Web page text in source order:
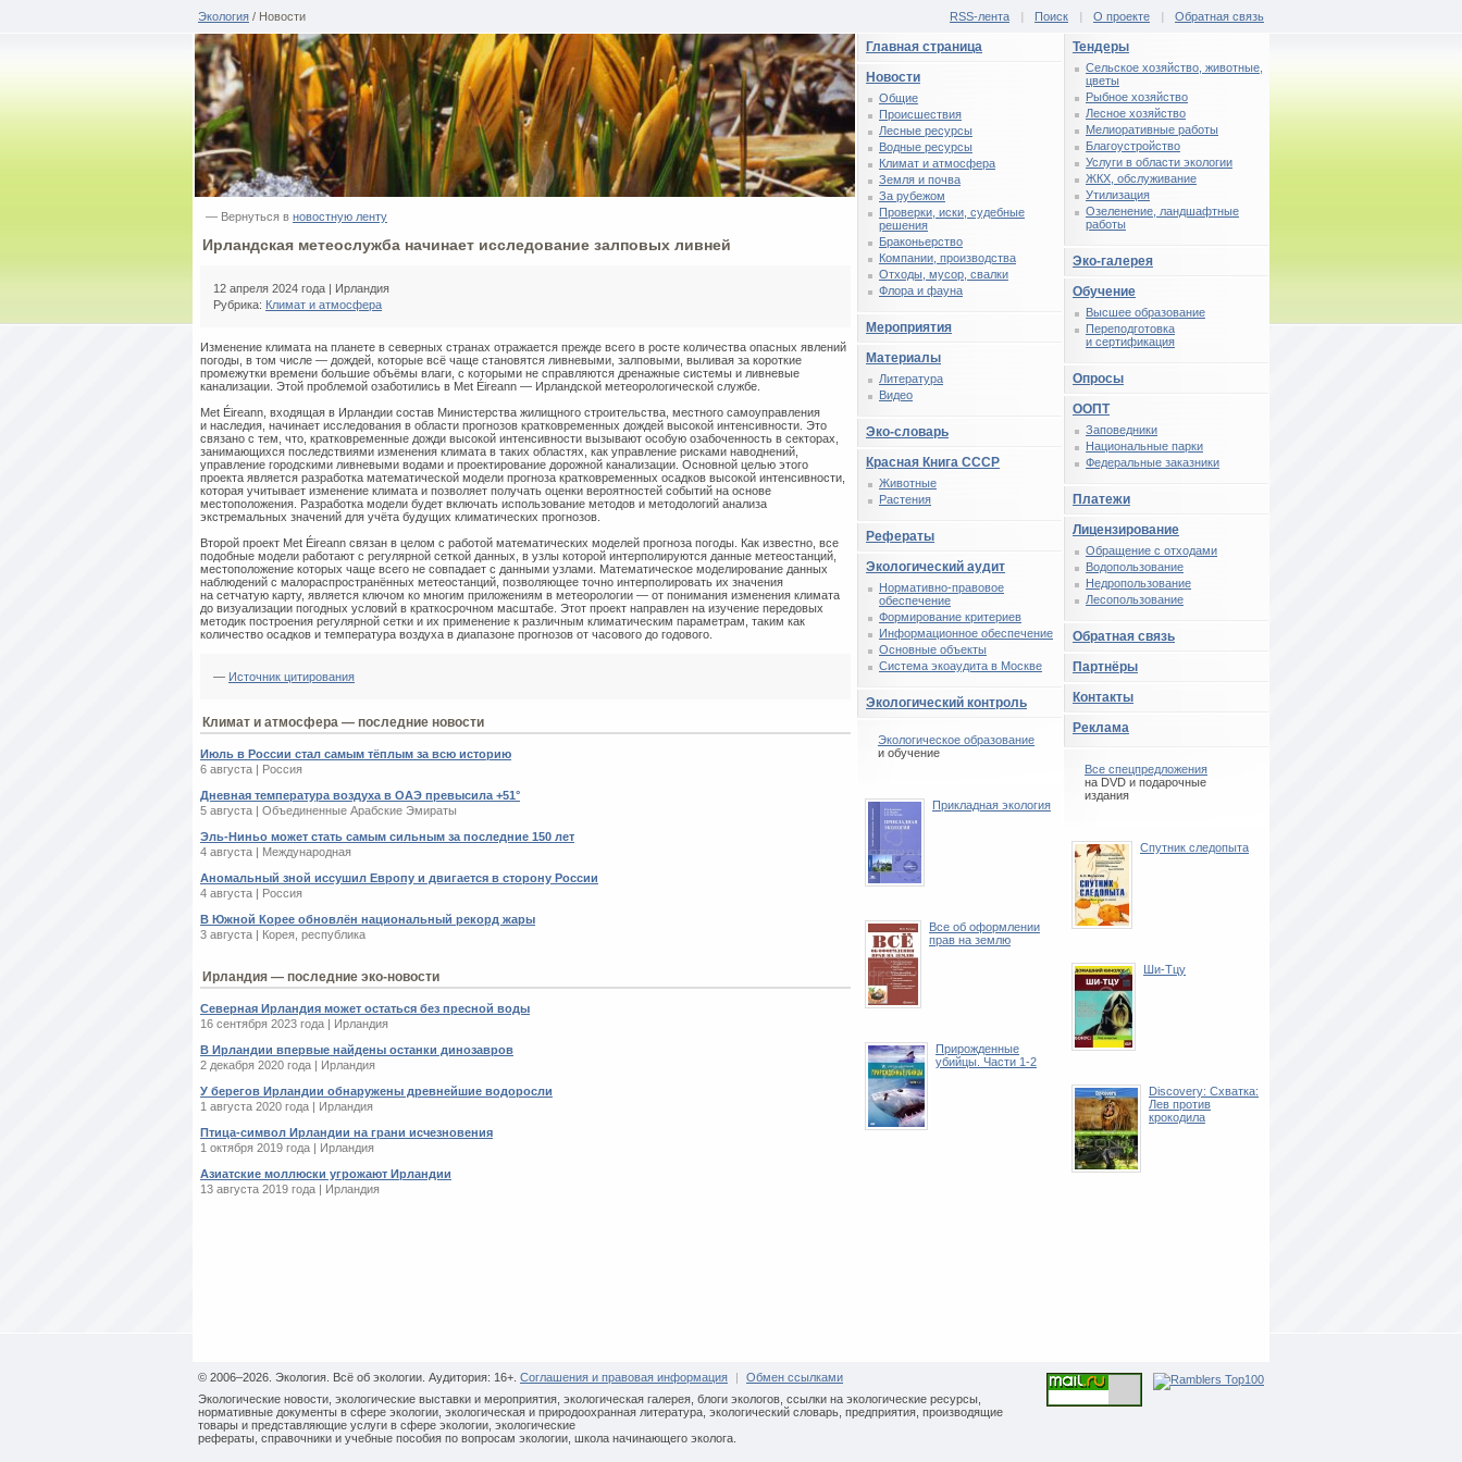
Экология / Новости RSS-лента | Поиск | О проекте | Обратная связь
— Вернуться в новостную ленту
Ирландская метеослужба начинает исследование залповых ливней
12 апреля 2024 года | Ирландия
Рубрика: Климат и атмосфера
Изменение климата на планете в северных странах отражается прежде всего в росте количества опасных явлений
погоды, в том числе — дождей, которые всё чаще становятся ливневыми, залповыми, выливая за короткие
промежутки времени большие объёмы влаги, с которыми не справляются дренажные системы и ливневые
канализации. Этой проблемой озаботились в Met Éireann — Ирландской метеорологической службе.
Met Éireann, входящая в Ирландии состав Министерства жилищного строительства, местного самоуправления
и наследия, начинает исследования в области прогнозов кратковременных дождей высокой интенсивности. Это
связано с тем, что, кратковременные дожди высокой интенсивности вызывают особую озабоченность в секторах,
занимающихся последствиями изменения климата в таких областях, как управление рисками наводнений,
управление городскими ливневыми водами и проектирование дорожной канализации. Основной целью этого
проекта является разработка математической модели прогноза кратковременных осадков высокой интенсивности,
которая учитывает изменение климата и позволяет получать оценки вероятностей событий на основе
местоположения. Разработка модели будет включать использование методов и методологий анализа
экстремальных значений для учёта будущих климатических прогнозов.
Второй проект Met Éireann связан в целом с работой математических моделей прогноза погоды. Как известно, все
подобные модели работают с регулярной сеткой данных, в узлы которой интерполируются данные метеостанций,
местоположение которых чаще всего не совпадает с данными узлами. Математическое моделирование данных
наблюдений с малораспространённых метеостанций, позволяющее точно интерполировать их значения
на сетчатую карту, является ключом ко многим приложениям в метеорологии — от понимания изменения климата
до визуализации погодных условий в краткосрочном масштабе. Этот проект направлен на изучение передовых
методик построения регулярной сетки и их применение к различным климатическим параметрам, таким как
количество осадков и температура воздуха в диапазоне прогнозов от часового до годового.
— Источник цитирования
Климат и атмосфера — последние новости
Июль в России стал самым тёплым за всю историю
6 августа | Россия
Дневная температура воздуха в ОАЭ превысила +51°
5 августа | Объединенные Арабские Эмираты
Эль-Ниньо может стать самым сильным за последние 150 лет
4 августа | Международная
Аномальный зной иссушил Европу и двигается в сторону России
4 августа | Россия
В Южной Корее обновлён национальный рекорд жары
3 августа | Корея, республика
Ирландия — последние эко-новости
Северная Ирландия может остаться без пресной воды
16 сентября 2023 года | Ирландия
В Ирландии впервые найдены останки динозавров
2 декабря 2020 года | Ирландия
У берегов Ирландии обнаружены древнейшие водоросли
1 августа 2020 года | Ирландия
Птица-символ Ирландии на грани исчезновения
1 октября 2019 года | Ирландия
Азиатские моллюски угрожают Ирландии
13 августа 2019 года | Ирландия
Тендеры
Сельское хозяйство, животные,
цветы
Рыбное хозяйство
Лесное хозяйство
Мелиоративные работы
Благоустройство
Услуги в области экологии
ЖКХ, обслуживание
Утилизация
Озеленение, ландшафтные
работы
Эко-галерея
Обучение
Высшее образование
Переподготовка
и сертификация
Опросы
ООПТ
Заповедники
Национальные парки
Федеральные заказники
Платежи
Лицензирование
Обращение с отходами
Водопользование
Недропользование
Лесопользование
Обратная связь
Партнёры
Контакты
Реклама
Все спецпредложения
на DVD и подарочные
издания
Спутник следопыта
Ши-Тцу
Discovery: Схватка:
Лев против
крокодила
Главная страница
Новости
Общие
Происшествия
Лесные ресурсы
Водные ресурсы
Климат и атмосфера
Земля и почва
За рубежом
Проверки, иски, судебные
решения
Браконьерство
Компании, производства
Отходы, мусор, свалки
Флора и фауна
Мероприятия
Материалы
Литература
Видео
Эко-словарь
Красная Книга СССР
Животные
Растения
Рефераты
Экологический аудит
Нормативно-правовое
обеспечение
Формирование критериев
Информационное обеспечение
Основные объекты
Система экоаудита в Москве
Экологический контроль
Экологическое образование
и обучение
Прикладная экология
Все об оформлении
прав на землю
Прирожденные
убийцы. Части 1-2
© 2006–2026. Экология. Всё об экологии. Аудитория: 16+. Соглашения и правовая информация |
Обмен ссылками
Экологические новости, экологические выставки и мероприятия, экологическая галерея, блоги экологов, ссылки на экологические ресурсы,
нормативные документы в сфере экологии, экологическая и природоохранная литература, экологический словарь, предприятия, производящие
товары и представляющие услуги в сфере экологии, экологические
рефераты, справочники и учебные пособия по вопросам экологии, школа начинающего эколога.